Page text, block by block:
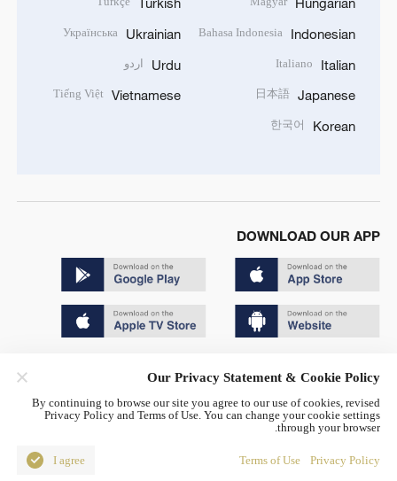
Indonesian
Bahasa Indonesia
Italian
Italiano
Japanese
日本語
Korean
한국어
Ukrainian
Українська
Urdu اردو
Vietnamese
Tiếng Việt
DOWNLOAD OUR APP
京公网安备 11010502050052号
Disinformation report hotline: 010-85061466
Our Privacy Statement & Cookie Policy
By continuing to browse our site you agree to our use of cookies, revised
Privacy Policy and Terms of Use. You can change your cookie settings
through your browser.
Privacy Policy
Terms of Use
I agree